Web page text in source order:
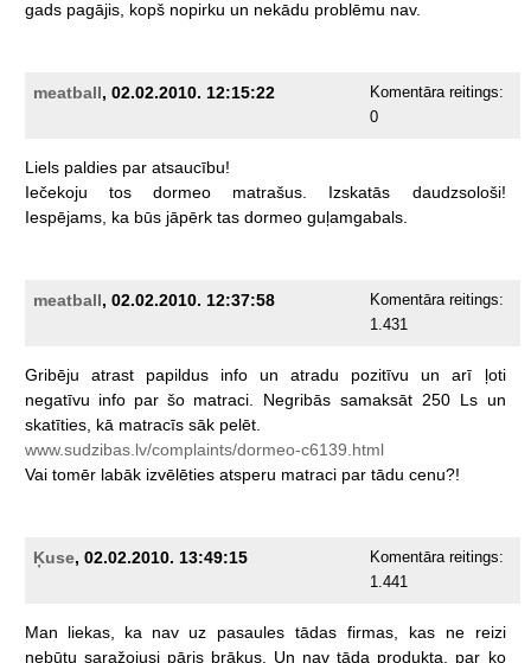
gads pagājis, kopš nopirku un nekādu problēmu nav.
meatball, 02.02.2010. 12:15:22
Komentāra reitings:
0
Liels paldies par atsaucību!
Iečekoju
tos dormeo matrašus. Izskatās
daudzsološi!
Iespējams, ka būs jāpērk tas dormeo guļamgabals.
meatball, 02.02.2010. 12:37:58
Komentāra reitings:
1.431
Gribēju atrast papildus info un atradu pozitīvu un arī
ļoti
negatīvu info par šo matraci. Negribās samaksāt 250 Ls un
skatīties, kā matracīs sāk pelēt.
www.sudzibas.lv/complaints/dormeo-c6139.html
Vai tomēr labāk izvēlēties atsperu matraci par tādu cenu?!
Ķuse, 02.02.2010. 13:49:15
Komentāra reitings:
1.441
Man liekas, ka nav uz pasaules tādas firmas, kas ne
reizi
nebūtu saražojusi pāris brāķus. Un nav tāda produkta, par ko